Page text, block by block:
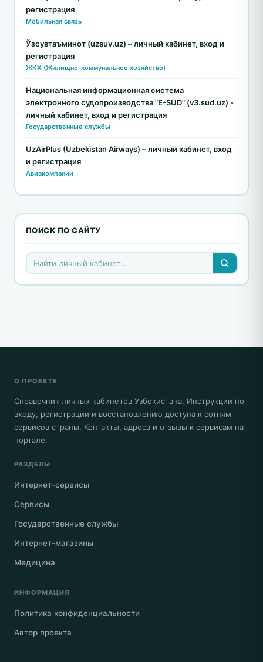
регистрация
Мобильная связь
Ўзсувтаъминот (uzsuv.uz) – личный кабинет, вход и
регистрация
ЖКХ (Жилищно-коммунальное хозяйство)
Национальная информационная система
электронного судопроизводства "E-SUD" (v3.sud.uz) -
личный кабинет, вход и регистрация
Государственные службы
UzAirPlus (Uzbekistan Airways) – личный кабинет, вход
и регистрация
Авиакомпании
ПОИСК ПО САЙТУ
О ПРОЕКТЕ
Справочник личных кабинетов Узбекистана. Инструкции по
входу, регистрации и восстановлению доступа к сотням
сервисов страны. Контакты, адреса и отзывы к сервисам на
портале.
РАЗДЕЛЫ
Интернет-сервисы
Сервисы
Государственные службы
Интернет-магазины
Медицина
ИНФОРМАЦИЯ
Политика конфиденциальности
Автор проекта